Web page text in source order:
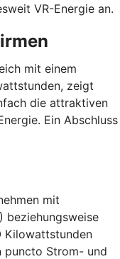
VR-Energie an.
mit einem
zeigt
die attraktiven
Ein Abschluss
mit
beziehungsweise
Kilowattstunden
puncto Strom- und